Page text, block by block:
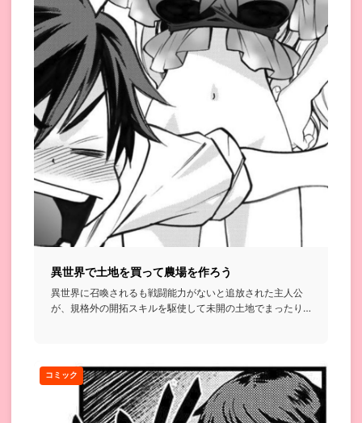
異世界で土地を買って農場を作ろう
異世界に召喚されるも戦闘能力がないと追放された主人公
が、規格外の開拓スキルを駆使して未開の土地でまったり
コミック